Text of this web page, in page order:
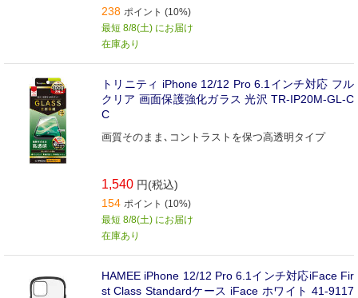
238 ポイント (10%)
最短 8/8(土) にお届け
在庫あり
トリニティ iPhone 12/12 Pro 6.1インチ対応 フル
クリア 画面保護強化ガラス 光沢 TR-IP20M-GL-C
C
画質そのまま､コントラストを保つ高透明タイプ
1,540 円(税込)
154 ポイント (10%)
最短 8/8(土) にお届け
在庫あり
HAMEE iPhone 12/12 Pro 6.1インチ対応iFace Fir
st Class Standardケース iFace ホワイト 41-9117